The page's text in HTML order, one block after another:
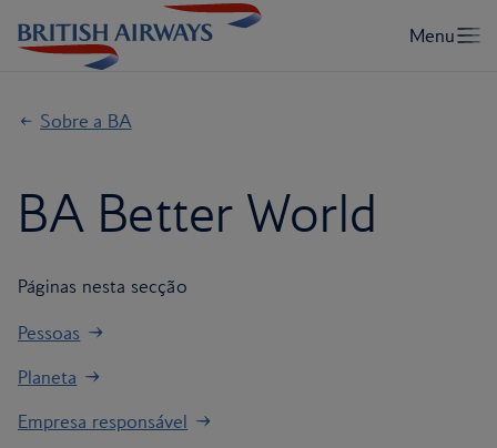
Sobre a BA
BA Better World
Páginas nesta secção
Pessoas
Planeta
Empresa responsável